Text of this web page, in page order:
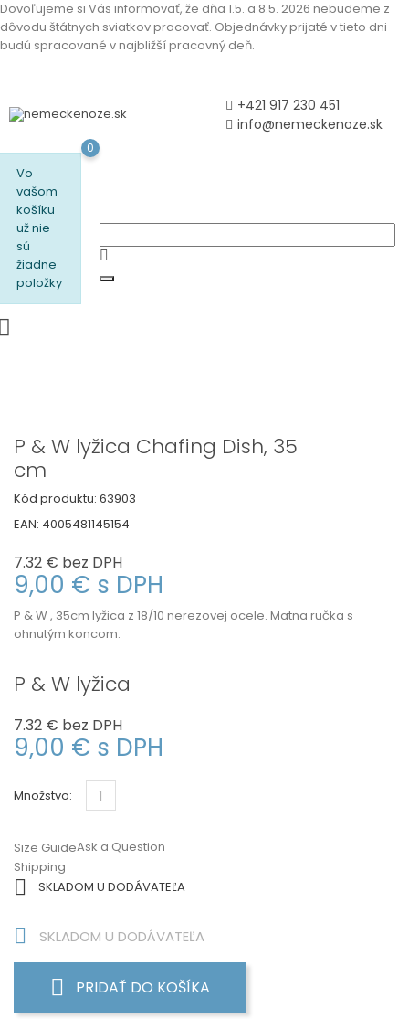
Dovoľujeme si Vás informovať, že dňa 1.5. a 8.5. 2026 nebudeme z
dôvodu štátnych sviatkov pracovať. Objednávky prijaté v tieto dni
budú spracované v najbližší pracovný deň.
+421 917 230 451
info@nemeckenoze.sk
Vo
vašom
košíku
už nie
sú
žiadne
položky
0
P & W lyžica Chafing Dish, 35
cm
Kód produktu: 63903
EAN: 4005481145154
7.32 € bez DPH
9,00 € s DPH
P & W , 35cm lyžica z 18/10 nerezovej ocele. Matna ručka s
ohnutým koncom.
P & W lyžica
7.32 € bez DPH
9,00 € s DPH
Množstvo:
Size Guide
Shipping
Ask a Question
 SKLADOM U DODÁVATEĽA
 SKLADOM U DODÁVATEĽA
PRIDAŤ DO KOŠÍKA